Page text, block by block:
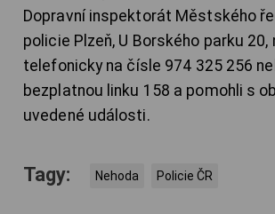
Dopravní inspektorát Městského
policie Plzeň, U Borského parku 20,
telefonicky na čísle 974 325 256
bezplatnou linku 158 a pomohli s
uvedené události.
Tagy: Nehoda Policie ČR